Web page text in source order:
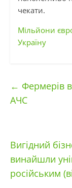
чекати.
Мільйони
Україну
← Фермерів
АЧС
Вигідний
винайшли
російським